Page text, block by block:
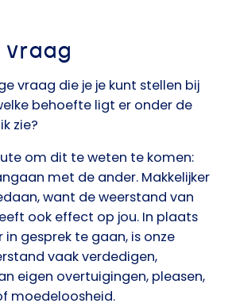
vraag
vraag die je je kunt stellen bij
behoefte ligt er onder de
zie?
om dit te weten te komen:
met de ander. Makkelijker
want de weerstand van
ook effect op jou. In plaats
gesprek te gaan, is onze
vaak verdedigen,
eigen overtuigingen, pleasen,
moedeloosheid.